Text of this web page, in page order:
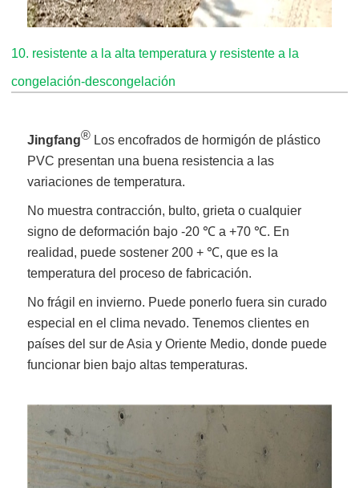
10. resistente a la alta temperatura y resistente a la
congelación-descongelación
Jingfang® Los encofrados de hormigón de plástico
PVC presentan una buena resistencia a las
variaciones de temperatura.
No muestra contracción, bulto, grieta o cualquier
signo de deformación bajo -20 ℃ a +70 ℃. En
realidad, puede sostener 200 + ℃, que es la
temperatura del proceso de fabricación.
No frágil en invierno. Puede ponerlo fuera sin curado
especial en el clima nevado. Tenemos clientes en
países del sur de Asia y Oriente Medio, donde puede
funcionar bien bajo altas temperaturas.